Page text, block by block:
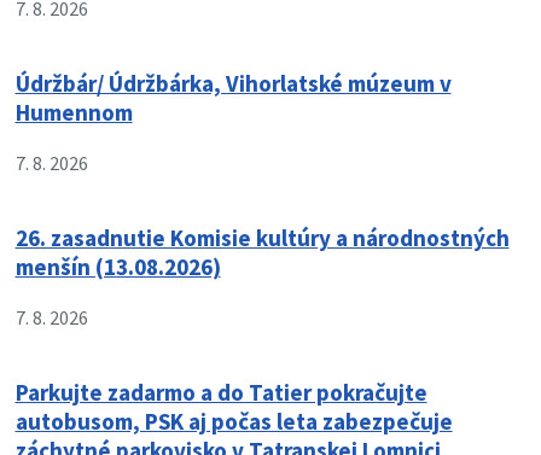
7. 8. 2026
Údržbár/ Údržbárka, Vihorlatské múzeum v
Humennom
7. 8. 2026
26. zasadnutie Komisie kultúry a národnostných
menšín (13.08.2026)
7. 8. 2026
Parkujte zadarmo a do Tatier pokračujte
autobusom, PSK aj počas leta zabezpečuje